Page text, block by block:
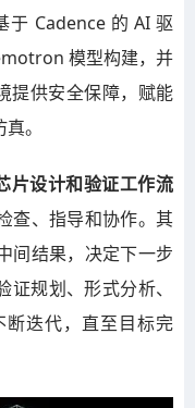
于 Cadence 的 AI 驱
模型构建，并
提供安全保障，赋能
。
片设计和验证工作流
查、指导和协作。其
间结果，决定下一步
规划、形式分析、
迭代，直至目标完